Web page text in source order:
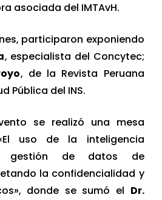
asociada del IMTAvH.
participaron exponiendo
, especialista del Concytec;
, de la Revista Peruana
Pública del INS.
se realizó una mesa
uso de la inteligencia
gestión de datos de
la confidencialidad y
donde se sumó el Dr.